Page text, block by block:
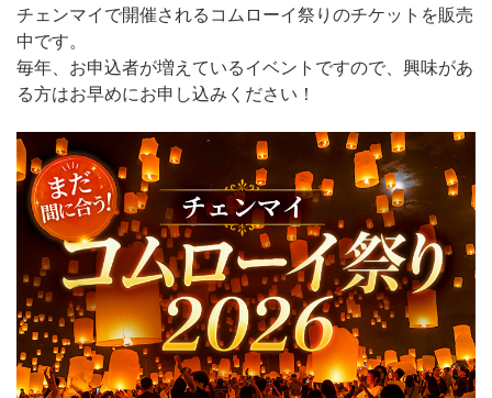
チェンマイで開催されるコムローイ祭りのチケットを販売
中です。
毎年、お申込者が増えているイベントですので、興味があ
る方はお早めにお申し込みください！